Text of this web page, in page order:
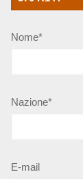
Nome*
Nazione*
E-mail